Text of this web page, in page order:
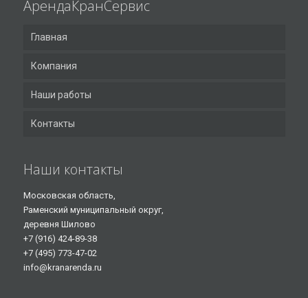
АрендаКранСервис
Главная
Компания
Наши работы
Контакты
Наши контакты
Московская область,
Раменский муниципальный округ,
деревня Шилово
+7 (916) 424-89-38
+7 (495) 773-47-02
info@kranarenda.ru